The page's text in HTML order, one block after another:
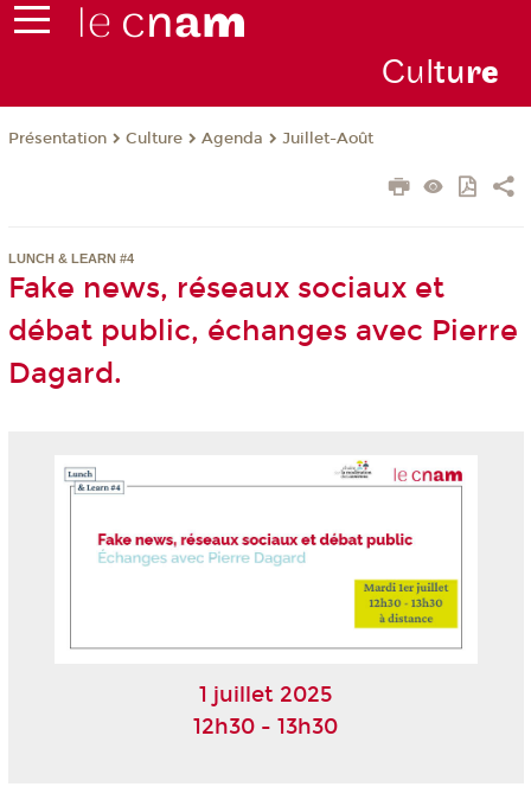
Culture
Présentation Culture Agenda Juillet-Août
LUNCH & LEARN #4
Fake news, réseaux sociaux et
débat public, échanges avec Pierre
Dagard.
1 juillet 2025
12h30 - 13h30